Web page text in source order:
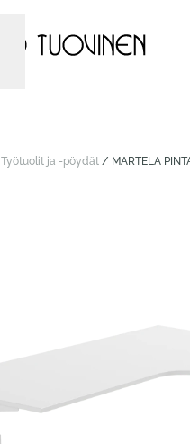
Työtuolit ja -pöydät / MARTELA